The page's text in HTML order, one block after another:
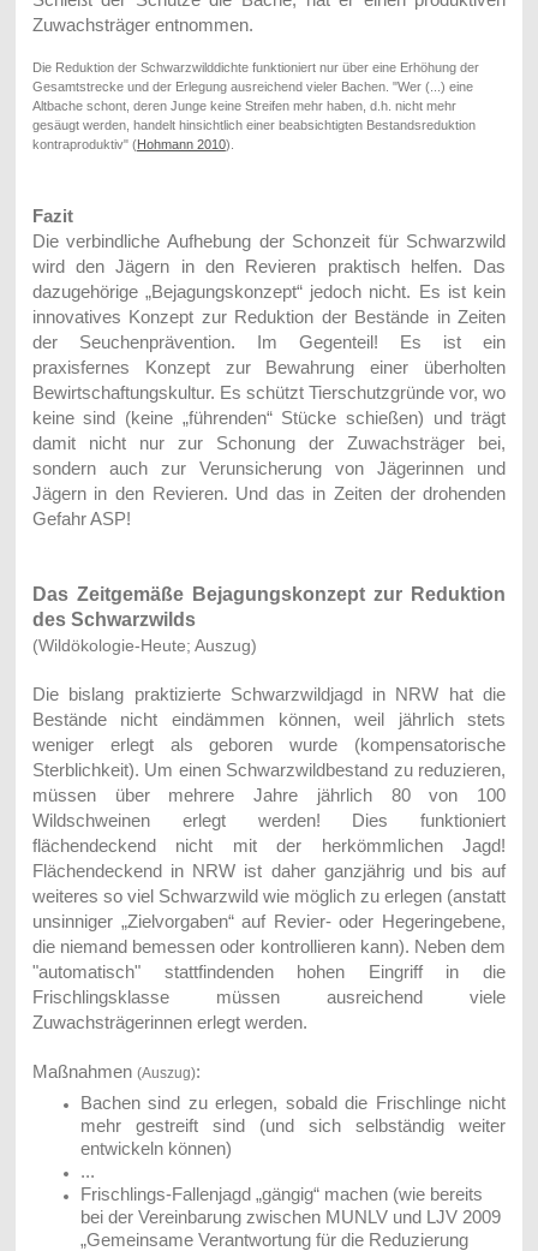
Zuwachsträger entnommen.
Die Reduktion der Schwarzwilddichte funktioniert nur über eine Erhöhung der
Gesamtstrecke und der Erlegung ausreichend vieler Bachen. "Wer (...) eine
Altbache schont, deren Junge keine Streifen mehr haben, d.h. nicht mehr
gesäugt werden, handelt hinsichtlich einer beabsichtigten Bestandsreduktion
kontraproduktiv" (Hohmann 2010).
Fazit
Die verbindliche Aufhebung der Schonzeit für Schwarzwild
wird den Jägern in den Revieren praktisch helfen. Das
dazugehörige „Bejagungskonzept“ jedoch nicht. Es ist kein
innovatives Konzept zur Reduktion der Bestände in Zeiten
der Seuchenprävention. Im Gegenteil! Es ist ein
praxisfernes Konzept zur Bewahrung einer überholten
Bewirtschaftungskultur. Es schützt Tierschutzgründe vor, wo
keine sind (keine „führenden“ Stücke schießen) und trägt
damit nicht nur zur Schonung der Zuwachsträger bei,
sondern auch zur Verunsicherung von Jägerinnen und
Jägern in den Revieren. Und das in Zeiten der drohenden
Gefahr ASP!
Das Zeitgemäße Bejagungskonzept zur Reduktion
des Schwarzwilds
(Wildökologie-Heute; Auszug)
Die bislang praktizierte Schwarzwildjagd in NRW hat die
Bestände nicht eindämmen können, weil jährlich stets
weniger erlegt als geboren wurde (kompensatorische
Sterblichkeit). Um einen Schwarzwildbestand zu reduzieren,
müssen über mehrere Jahre jährlich 80 von 100
Wildschweinen erlegt werden! Dies funktioniert
flächendeckend nicht mit der herkömmlichen Jagd!
Flächendeckend in NRW ist daher ganzjährig und bis auf
weiteres so viel Schwarzwild wie möglich zu erlegen (anstatt
unsinniger „Zielvorgaben“ auf Revier- oder Hegeringebene,
die niemand bemessen oder kontrollieren kann). Neben dem
"automatisch" stattfindenden hohen Eingriff in die
Frischlingsklasse müssen ausreichend viele
Zuwachsträgerinnen erlegt werden.
Maßnahmen (Auszug):
Bachen sind zu erlegen, sobald die Frischlinge nicht
mehr gestreift sind (und sich selbständig weiter
entwickeln können)
...
Frischlings-Fallenjagd „gängig“ machen (wie bereits
bei der Vereinbarung zwischen MUNLV und LJV 2009
„Gemeinsame Verantwortung für die Reduzierung